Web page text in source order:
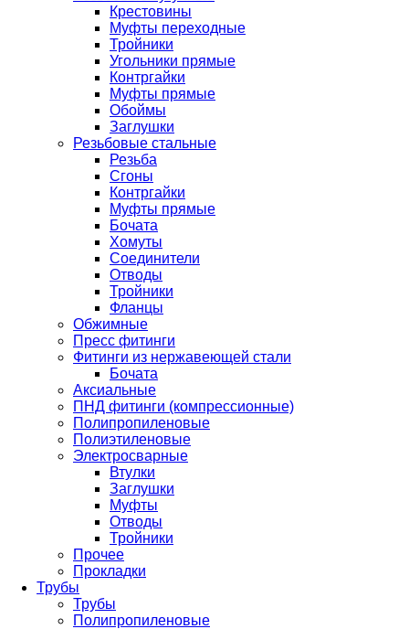
Крестовины
Муфты переходные
Тройники
Угольники прямые
Контргайки
Муфты прямые
Обоймы
Заглушки
Резьбовые стальные
Резьба
Сгоны
Контргайки
Муфты прямые
Бочата
Хомуты
Соединители
Отводы
Тройники
Фланцы
Обжимные
Пресс фитинги
Фитинги из нержавеющей стали
Бочата
Аксиальные
ПНД фитинги (компрессионные)
Полипропиленовые
Полиэтиленовые
Электросварные
Втулки
Заглушки
Муфты
Отводы
Тройники
Прочее
Прокладки
Трубы
Трубы
Полипропиленовые